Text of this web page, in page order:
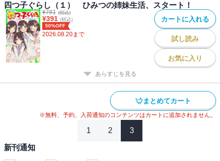
四つ子ぐらし（１） ひみつの姉妹生活、スタート！
¥781 (税込)
¥391 (税込)
50%OFF
2026.08.20まで
カートに入れる
試し読み
お気に入り
あらすじを見る
まとめてカート
※無料、予約、入荷通知のコンテンツはカートに追加されません。
1 2 3
新刊通知